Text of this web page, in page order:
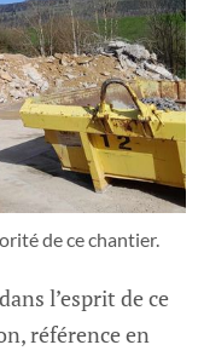
de ce chantier.
l’esprit de ce
référence en